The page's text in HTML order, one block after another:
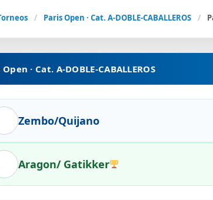
/ Paris Open · Cat. A-DOBLE-CABALLEROS /
· Cat. A-DOBLE-CABALLEROS
Zembo/Quijano
Aragon/ Gatikker